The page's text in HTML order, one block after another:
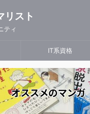
リスト
ティ
IT系資格
オススメのマンガ